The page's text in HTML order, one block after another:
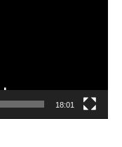
18:01